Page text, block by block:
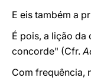
E eis também a
É pois, a lição da
concorde" (Cfr.
Com frequência,